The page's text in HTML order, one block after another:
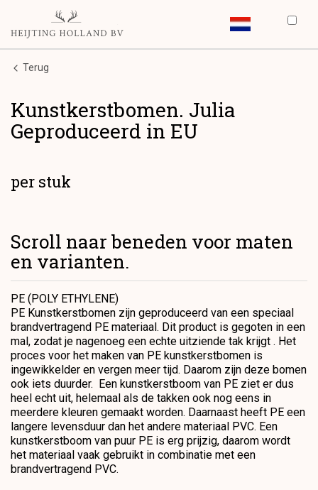
Terug
Kunstkerstbomen. Julia
Geproduceerd in EU
per stuk
Scroll naar beneden voor maten
en varianten.
PE (POLY ETHYLENE)
PE Kunstkerstbomen zijn geproduceerd van een speciaal
brandvertragend PE materiaal. Dit product is gegoten in een
mal, zodat je nagenoeg een echte uitziende tak krijgt . Het
proces voor het maken van PE kunstkerstbomen is
ingewikkelder en vergen meer tijd. Daarom zijn deze bomen
ook iets duurder. Een kunstkerstboom van PE ziet er dus
heel echt uit, helemaal als de takken ook nog eens in
meerdere kleuren gemaakt worden. Daarnaast heeft PE een
langere levensduur dan het andere materiaal PVC. Een
kunstkerstboom van puur PE is erg prijzig, daarom wordt
het materiaal vaak gebruikt in combinatie met een
brandvertragend PVC.